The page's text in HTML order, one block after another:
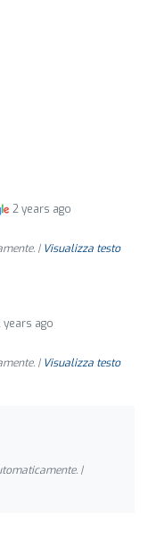
2 years ago
| Visualizza testo
years ago
| Visualizza testo
|